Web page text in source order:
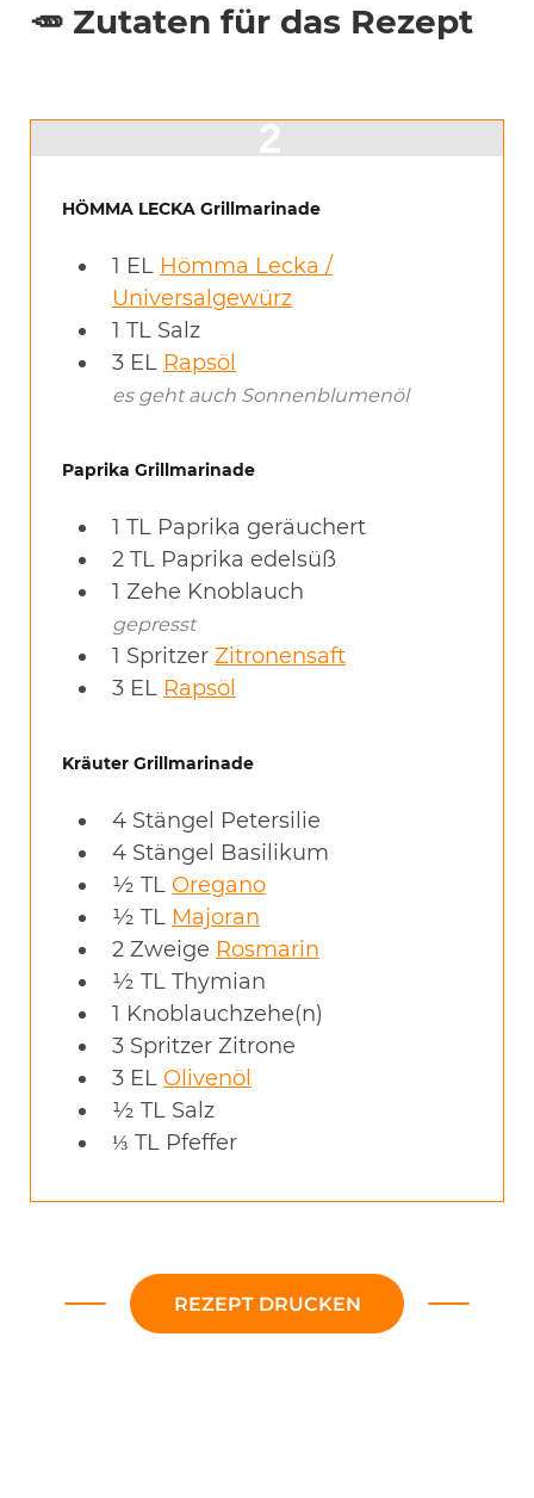
🥕 Zutaten für das Rezept
HÖMMA LECKA Grillmarinade
1 EL Hömma Lecka /
Universalgewürz
1 TL Salz
3 EL Rapsöl
es geht auch Sonnenblumenöl
Paprika Grillmarinade
1 TL Paprika geräuchert
2 TL Paprika edelsüß
1 Zehe Knoblauch
gepresst
1 Spritzer Zitronensaft
3 EL Rapsöl
Kräuter Grillmarinade
4 Stängel Petersilie
4 Stängel Basilikum
½ TL Oregano
½ TL Majoran
2 Zweige Rosmarin
½ TL Thymian
1 Knoblauchzehe(n)
3 Spritzer Zitrone
3 EL Olivenöl
½ TL Salz
⅓ TL Pfeffer
REZEPT DRUCKEN